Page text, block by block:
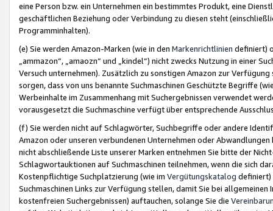
eine Person bzw. ein Unternehmen ein bestimmtes Produkt, eine
geschäftlichen Beziehung oder Verbindung zu diesen steht
Programminhalten).
(e) Sie werden Amazon-Marken (wie in den Markenrichtlinien definiert)
„ammazon“, „amaozn“ und „kindel“) nicht zwecks Nutzung in einer
Versuch unternehmen). Zusätzlich zu sonstigen Amazon zur
sorgen, dass von uns benannte Suchmaschinen Geschützte Begriffe
Werbeinhalte im Zusammenhang mit Suchergebnissen verwendet
vorausgesetzt die Suchmaschine verfügt über entsprechende
(f) Sie werden nicht auf Schlagwörter, Suchbegriffe oder andere
Amazon oder unseren verbundenen Unternehmen oder
nicht abschließende Liste unserer Marken entnehmen Sie bitte der
Schlagwortauktionen auf Suchmaschinen teilnehmen, wenn die sich
Kostenpflichtige Suchplatzierung (wie im Vergütungskatalog definiert)
Suchmaschinen Links zur Verfügung stellen, damit Sie bei
kostenfreien Suchergebnissen) auftauchen, solange Sie die